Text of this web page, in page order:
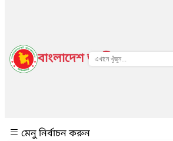
বাংলাদেশ জাতীয় তথ্য বাতায়ন
মেনু নির্বাচন করুন